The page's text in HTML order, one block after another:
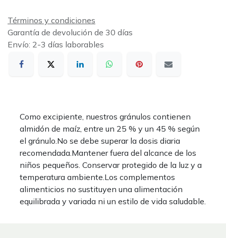
Términos y condiciones
Garantía de devolución de 30 días
Envío: 2-3 días laborables
Como excipiente, nuestros gránulos contienen
almidón de maíz, entre un 25 % y un 45 % según
el gránulo.No se debe superar la dosis diaria
recomendada.Mantener fuera del alcance de los
niños pequeños. Conservar protegido de la luz y a
temperatura ambiente.Los complementos
alimenticios no sustituyen una alimentación
equilibrada y variada ni un estilo de vida saludable.